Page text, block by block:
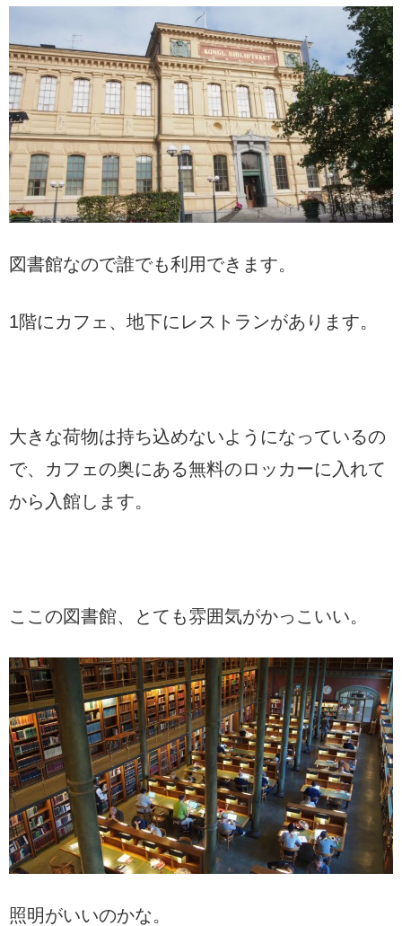
図書館なので誰でも利用できます。
1階にカフェ、地下にレストランがあります。
大きな荷物は持ち込めないようになっているの
で、カフェの奥にある無料のロッカーに入れて
から入館します。
ここの図書館、とても雰囲気がかっこいい。
照明がいいのかな。